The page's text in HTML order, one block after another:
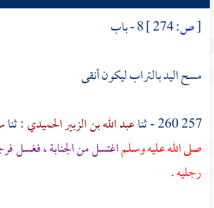
[ص:
8 - باب
مسح اليد بالتراب ليكون أنقى
257 260 - ثنا
عبد الله بن الزبير الحميدي :ثنا
صلى الله عليه وسلماغتسل من الجنابة ، فغسل
رجليه .